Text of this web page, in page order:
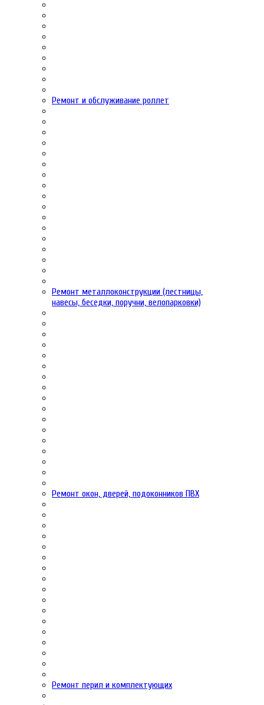
Ремонт и обслуживание роллет
Ремонт металлоконструкции (лестницы,
навесы, беседки, поручни, велопарковки)
Ремонт окон, дверей, подоконников ПВХ
Ремонт перил и комплектующих